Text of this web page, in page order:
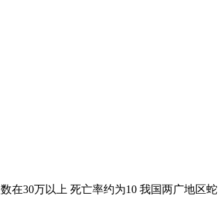
在30万以上 死亡率约为10 我国两广地区蛇